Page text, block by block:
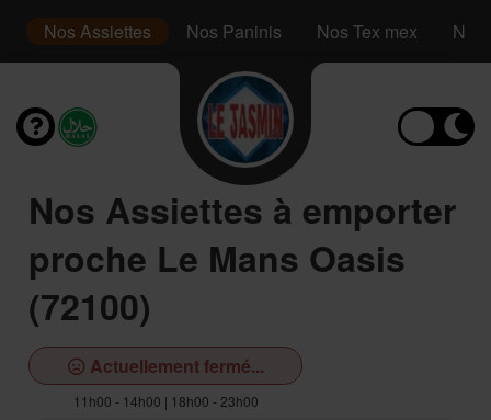
Nos Assiettes Nos Paninis Nos Tex mex Nos
Nos Assiettes à emporter
proche Le Mans Oasis
(72100)
Actuellement fermé...
11h00 - 14h00 | 18h00 - 23h00